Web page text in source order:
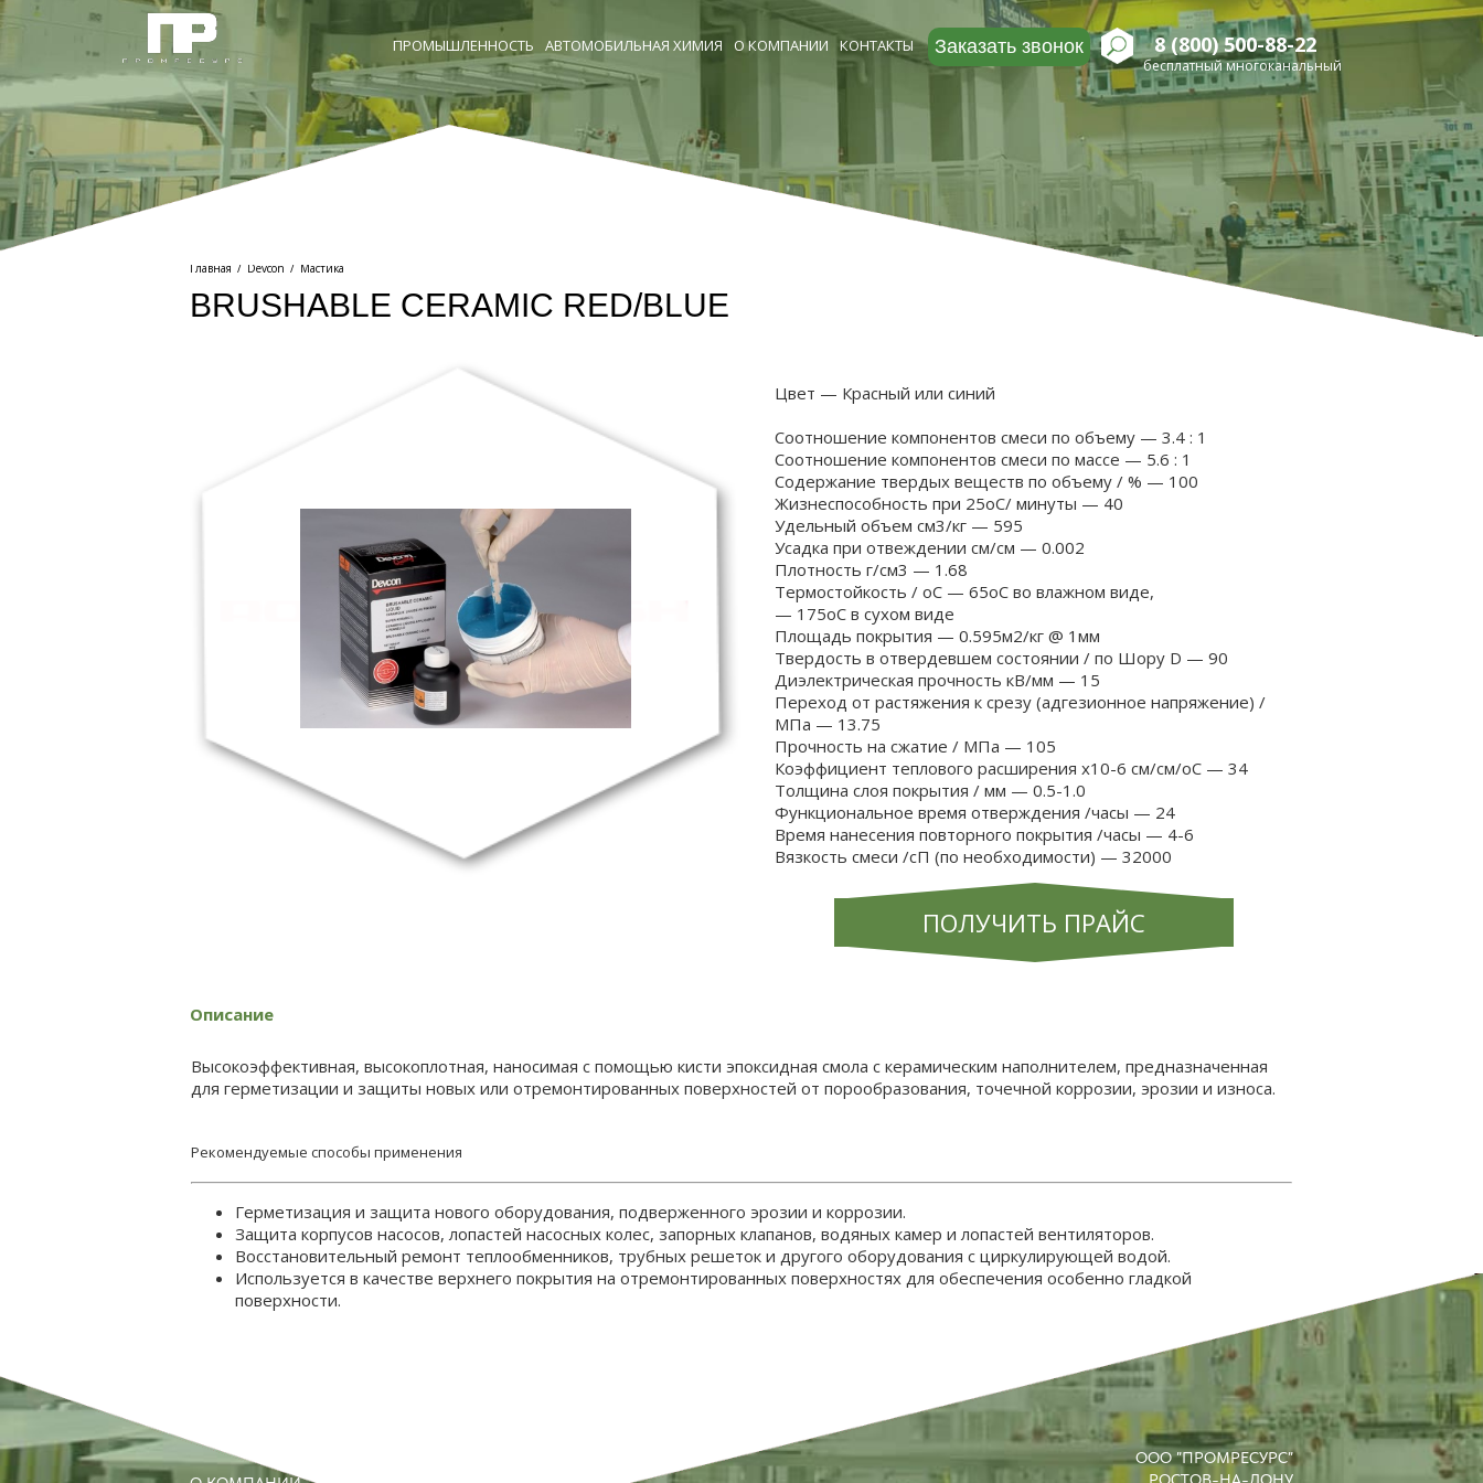
Заказать звонок 8 (800) 500-88-22
бесплатный многоканальный
ПРОМЫШЛЕННОСТЬ АВТОМОБИЛЬНАЯ ХИМИЯ О КОМПАНИИ КОНТАКТЫ
Главная / Devcon / Мастика
BRUSHABLE CERAMIC RED/BLUE
Цвет — Красный или синий
Соотношение компонентов смеси по объему — 3.4 : 1
Соотношение компонентов смеси по массе — 5.6 : 1
Содержание твердых веществ по объему / % — 100
Жизнеспособность при 25oC/ минуты — 40
Удельный объем см3/кг — 595
Усадка при отвеждении см/см — 0.002
Плотность г/см3 — 1.68
Термостойкость / oC — 65oC во влажном виде,
— 175oC в сухом виде
Площадь покрытия — 0.595м2/кг @ 1мм
Твердость в отвердевшем состоянии / по Шору D — 90
Диэлектрическая прочность кВ/мм — 15
Переход от растяжения к срезу (адгезионное напряжение) /
МПа — 13.75
Прочность на сжатие / МПа — 105
Коэффициент теплового расширения x10-6 см/см/oC — 34
Толщина слоя покрытия / мм — 0.5-1.0
Функциональное время отверждения /часы — 24
Время нанесения повторного покрытия /часы — 4-6
Вязкость смеси /сП (по необходимости) — 32000
ПОЛУЧИТЬ ПРАЙС
Описание
Высокоэффективная, высокоплотная, наносимая с помощью кисти эпоксидная смола с керамическим наполнителем, предназначенная
для герметизации и защиты новых или отремонтированных поверхностей от порообразования, точечной коррозии, эрозии и износа.
Рекомендуемые способы применения
Герметизация и защита нового оборудования, подверженного эрозии и коррозии.
Защита корпусов насосов, лопастей насосных колес, запорных клапанов, водяных камер и лопастей вентиляторов.
Восстановительный ремонт теплообменников, трубных решеток и другого оборудования с циркулирующей водой.
Используется в качестве верхнего покрытия на отремонтированных поверхностях для обеспечения особенно гладкой
поверхности.
ООО "ПРОМРЕСУРС"